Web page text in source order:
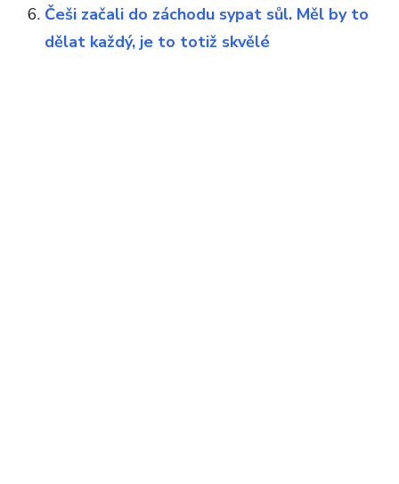
Češi začali do záchodu sypat sůl. Měl by to
dělat každý, je to totiž skvělé